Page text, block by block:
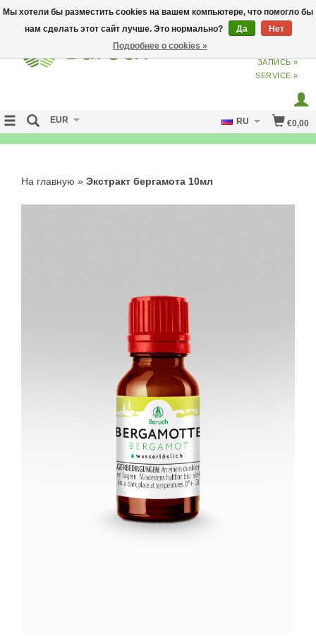
ВХОДИЗ
ЗАПИСЬ »
SERVICE »
€0,00
EUR RU
На главную » Экстракт бергамота 10мл
Мы хотели бы разместить cookies на вашем компьютере, что помогло бы
нам сделать этот сайт лучше. Это нормально?
Да
Нет
Подробнее о cookies »